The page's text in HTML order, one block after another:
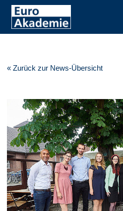
« Zurück zur News-Übersicht